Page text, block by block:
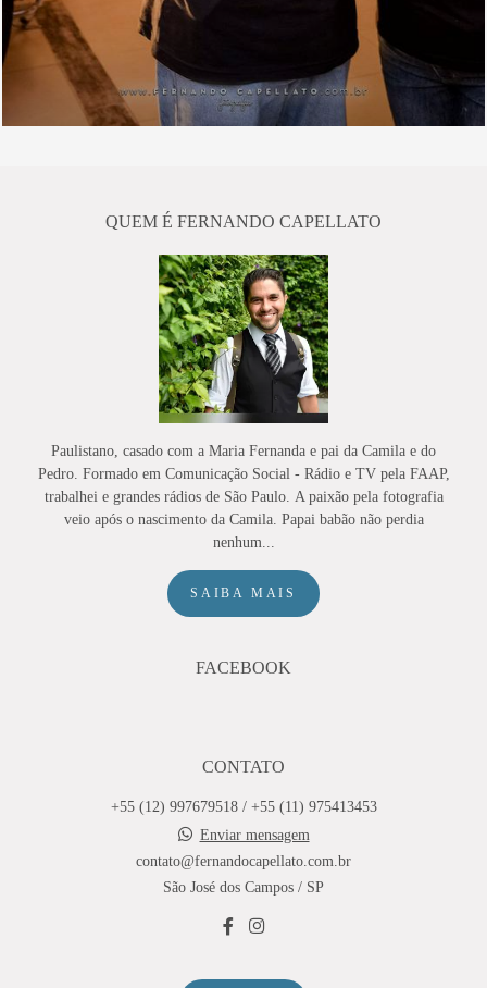
QUEM É FERNANDO CAPELLATO
Paulistano, casado com a Maria Fernanda e pai da Camila e do
Pedro. Formado em Comunicação Social - Rádio e TV pela FAAP,
trabalhei e grandes rádios de São Paulo. A paixão pela fotografia
veio após o nascimento da Camila. Papai babão não perdia
nenhum...
SAIBA MAIS
FACEBOOK
CONTATO
+55 (12) 997679518 / +55 (11) 975413453
Enviar mensagem
contato@fernandocapellato.com.br
São José dos Campos / SP